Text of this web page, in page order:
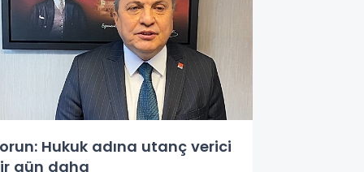
Hukuk adına utanç verici
gün daha